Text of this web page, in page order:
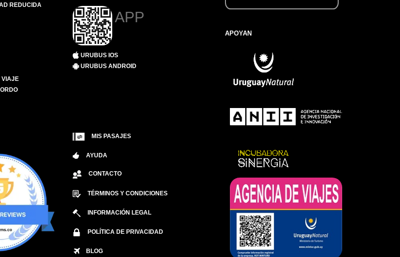
REDUCIDA
VIAJE
APP
URUBUS IOS
URUBUS ANDROID
MIS PASAJES
AYUDA
CONTACTO
TÉRMINOS Y CONDICIONES
INFORMACIÓN LEGAL
POLÍTICA DE PRIVACIDAD
BLOG
APOYAN